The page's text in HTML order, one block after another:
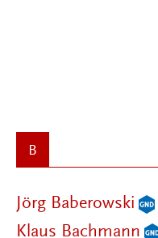
B
Jörg Baberowski
Klaus Bachmann